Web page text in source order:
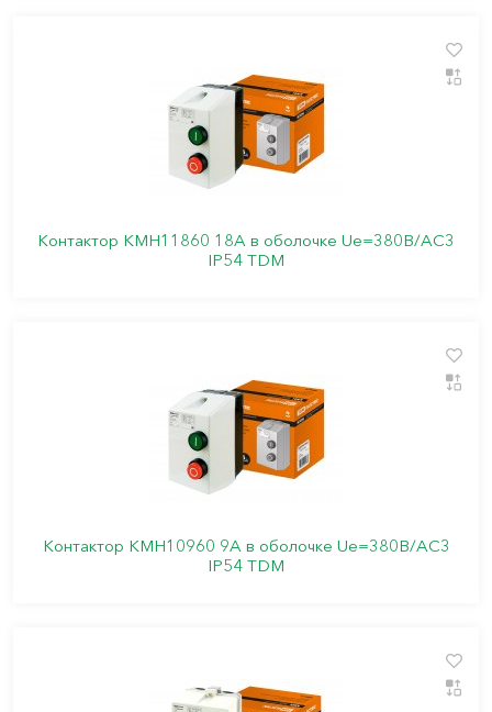
Контактор КМН11860 18А в оболочке Ue=380В/АС3
IP54 TDM
Контактор КМН10960 9А в оболочке Ue=380В/АС3
IP54 TDM